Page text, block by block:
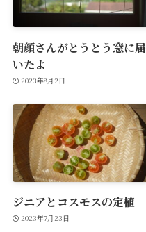
朝顔さんがとうとう窓に届
いたよ
2023年8月2日
ジニアとコスモスの定植
2023年7月23日